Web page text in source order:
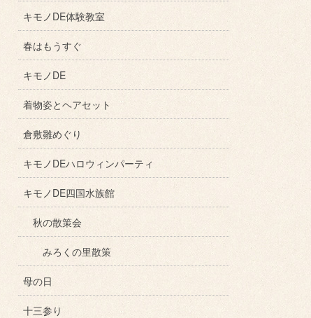
キモノDE体験教室
春はもうすぐ
キモノDE
着物姿とヘアセット
倉敷雛めぐり
キモノDEハロウィンパーティ
キモノDE四国水族館
秋の散策会
みろくの里散策
母の日
十三参り